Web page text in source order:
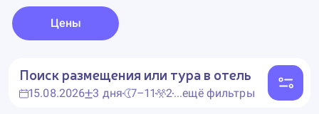
Цены
Поиск размещения или тура в отель
15.08.2026 3 дня 7–11 2...ещё фильтры